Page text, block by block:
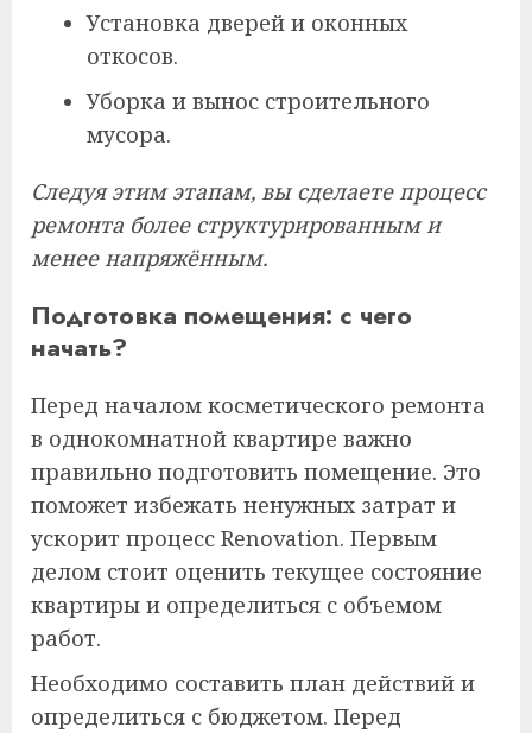
Установка дверей и оконных
откосов.
Уборка и вынос строительного
мусора.
Следуя этим этапам, вы сделаете процесс
ремонта более структурированным и
менее напряжённым.
Подготовка помещения: с чего
начать?
Перед началом косметического ремонта
в однокомнатной квартире важно
правильно подготовить помещение. Это
поможет избежать ненужных затрат и
ускорит процесс Renovation. Первым
делом стоит оценить текущее состояние
квартиры и определиться с объемом
работ.
Необходимо составить план действий и
определиться с бюджетом. Перед